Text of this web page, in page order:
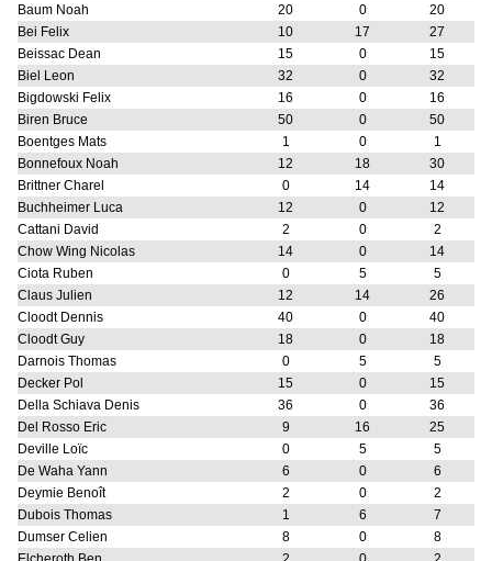
Baum Noah
20 0
20
Bei Felix
10 17
27
Beissac Dean
15 0
15
Biel Leon
32 0
32
Bigdowski Felix
16 0
16
Biren Bruce
50 0
50
Boentges Mats
1 0
1
Bonnefoux Noah
12 18
30
Brittner Charel
0 14
14
Buchheimer Luca
12 0
12
Cattani David
2 0
2
Chow Wing Nicolas
14 0
14
Ciota Ruben
0 5
5
Claus Julien
12 14
26
Cloodt Dennis
40 0
40
Cloodt Guy
18 0
18
Darnois Thomas
0 5
5
Decker Pol
15 0
15
Della Schiava Denis
36 0
36
Del Rosso Eric
9 16
25
Deville Loïc
0 5
5
De Waha Yann
6 0
6
Deymie Benoît
2 0
2
Dubois Thomas
1 6
7
Dumser Celien
8 0
8